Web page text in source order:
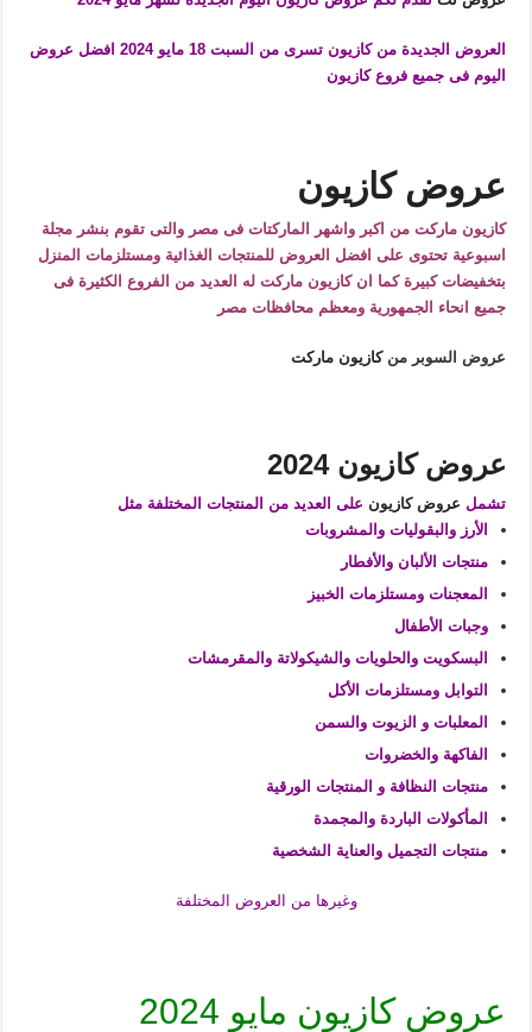
العروض الجديدة من كازيون تسرى من السبت 18 مايو 2024 افضل عروض
اليوم فى جميع فروع كازيون
عروض كازيون
كازيون ماركت من اكبر واشهر الماركتات فى مصر والتى تقوم بنشر مجلة
اسبوعية تحتوى على افضل العروض للمنتجات الغذائية ومستلزمات المنزل
بتخفيضات كبيرة كما ان كازيون ماركت له العديد من الفروع الكثيرة فى
جميع انحاء الجمهورية ومعظم محافظات مصر
عروض السوبر من كازيون ماركت
عروض كازيون 2024
تشمل عروض كازيونعلى العديد من المنتجات المختلفة مثل
الأرز والبقوليات والمشروبات
منتجات الألبان والأفطار
المعجنات ومستلزمات الخبيز
وجبات الأطفال
البسكويت والحلويات والشيكولاتة والمقرمشات
التوابل ومستلزمات الأكل
المعلبات و الزيوت والسمن
الفاكهة والخضروات
منتجات النظافة و المنتجات الورقية
المأكولات الباردة والمجمدة
منتجات التجميل والعناية الشخصية
وغيرها من العروض المختلفة
عروض كازيون مايو 2024